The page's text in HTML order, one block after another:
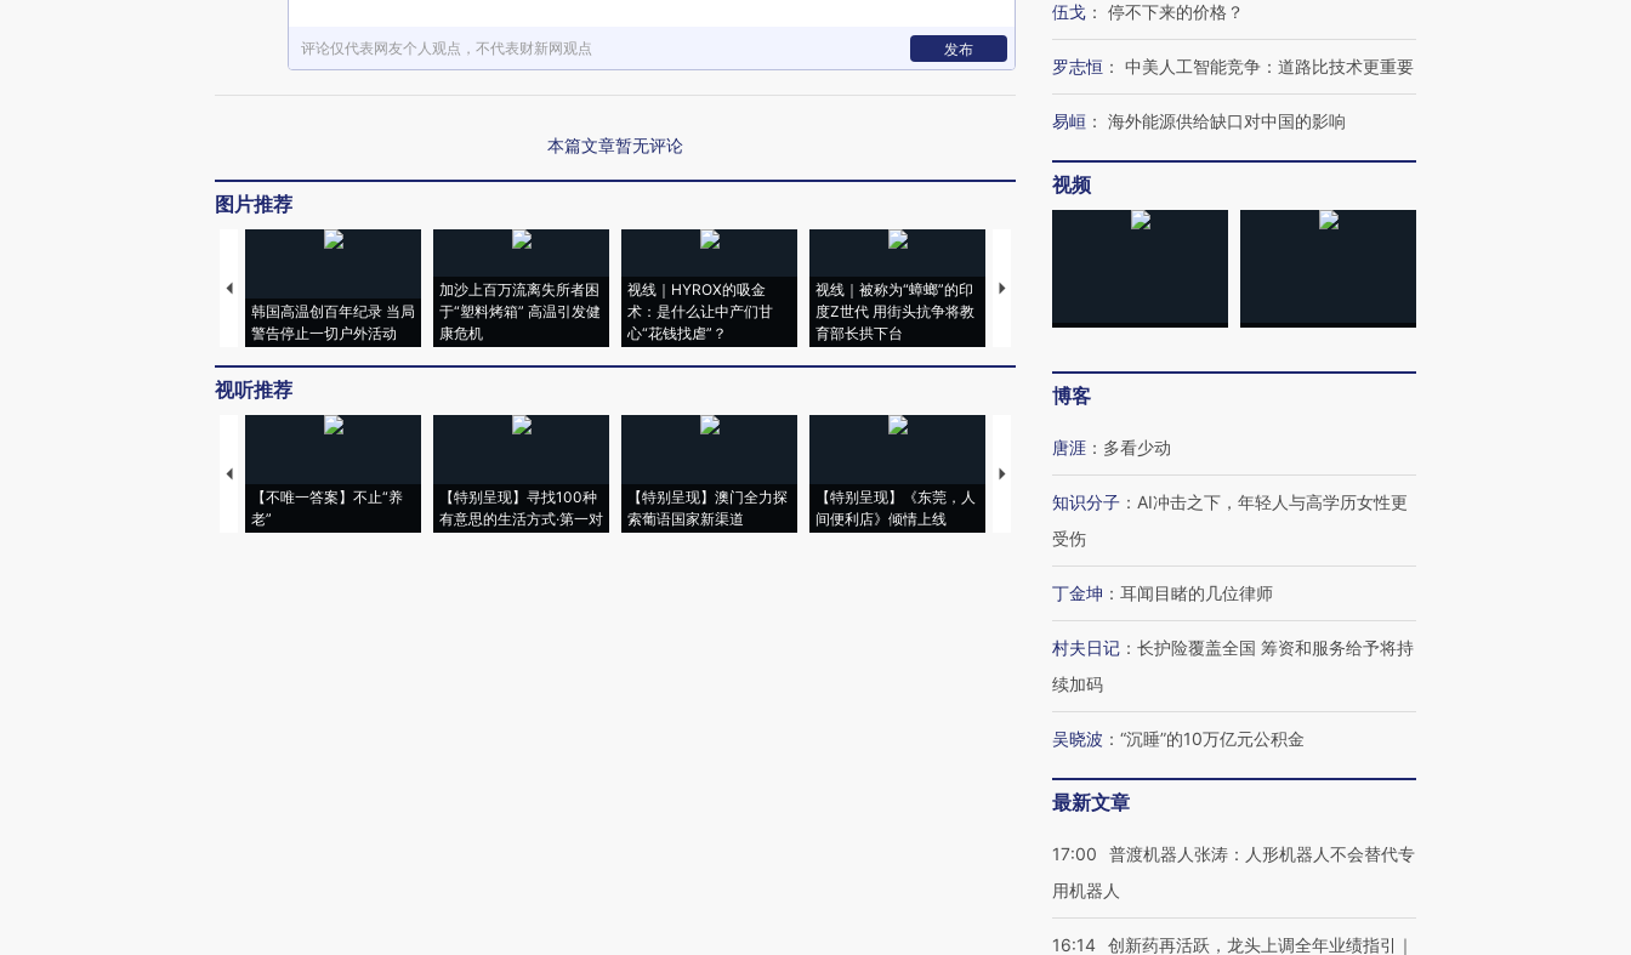
评论仅代表网友个人观点，不代表财新网观点 发布
本篇文章暂无评论
图片推荐
韩国高温创百年纪录 当局
警告停止一切户外活动
加沙上百万流离失所者困
于“塑料烤箱” 高温引发健
康危机
视线｜HYROX的吸金
术：是什么让中产们甘
心“花钱找虐”？
视线｜被称为“蟑螂”的印
度Z世代 用街头抗争将教
育部长拱下台
视线｜“入侵”还是“人道危
飞地休达
4000人
米
视听推荐
【不唯一答案】不止“养
老”
【特别呈现】寻找100种
有意思的生活方式·第一对
【特别呈现】澳门全力探
索葡语国家新渠道
【特别呈现】《东莞，人
间便利店》倾情上线
【推广】走进第四届链博
会，让数智科技“链”接产
【特别呈现】寻找100种
【商旅对话】华住集团
CFO：不靠规模取胜，华
伍戈 ： 停不下来的价格？
罗志恒 ： 中美人工智能竞争：道路比技术更重要
易峘 ： 海外能源供给缺口对中国的影响
视频
博客
唐涯 ： 多看少动
知识分子 ： AI冲击之下，年轻人与高学历女性更
受伤
丁金坤 ： 耳闻目睹的几位律师
村夫日记 ： 长护险覆盖全国 筹资和服务给予将持
续加码
吴晓波 ： “沉睡”的10万亿元公积金
最新文章
17:00
普渡机器人张涛：人形机器人不会替代专
用机器人
16:14 创新药再活跃，龙头上调全年业绩指引｜